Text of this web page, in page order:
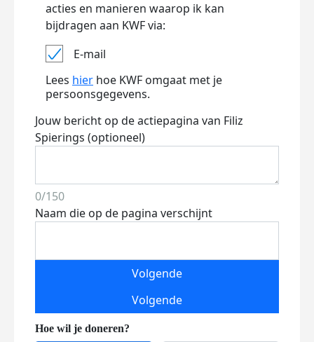
acties en manieren waarop ik kan
bijdragen aan KWF via:
E-mail
Lees hier hoe KWF omgaat met je
persoonsgegevens.
Jouw bericht op de actiepagina van Filiz
Spierings (optioneel)
0/150
Naam die op de pagina verschijnt
Volgende
Volgende